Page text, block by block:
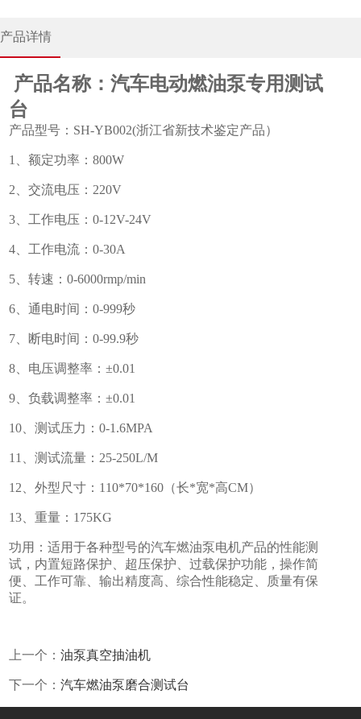
产品详情
产品名称：汽车电动燃油泵专用测试
台
产品型号：SH-YB002(浙江省新技术鉴定产品）
1、额定功率：800W
2、交流电压：220V
3、工作电压：0-12V-24V
4、工作电流：0-30A
5、转速：0-6000rmp/min
6、通电时间：0-999秒
7、断电时间：0-99.9秒
8、电压调整率：±0.01
9、负载调整率：±0.01
10、测试压力：0-1.6MPA
11、测试流量：25-250L/M
12、外型尺寸：110*70*160（长*宽*高CM）
13、重量：175KG
功用：适用于各种型号的汽车燃油泵电机产品的性能测
试，内置短路保护、超压保护、过载保护功能，操作简
便、工作可靠、输出精度高、综合性能稳定、质量有保
证。
上一个：油泵真空抽油机
下一个：汽车燃油泵磨合测试台